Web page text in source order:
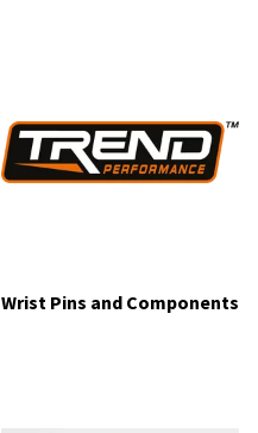
Wrist Pins and Components